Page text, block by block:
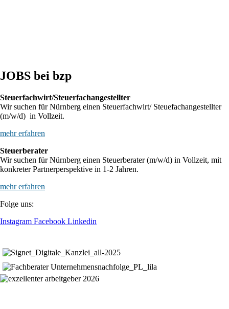
JOBS bei bzp
Steuerfachwirt/Steuerfachangestellter
Wir suchen für Nürnberg einen Steuerfachwirt/ Steuefachangestellter
(m/w/d) in Vollzeit.
mehr erfahren
Steuerberater
Wir suchen für Nürnberg einen Steuerberater (m/w/d) in Vollzeit, mit
konkreter Partnerperspektive in 1-2 Jahren.
mehr erfahren
Folge uns:
Instagram Facebook Linkedin